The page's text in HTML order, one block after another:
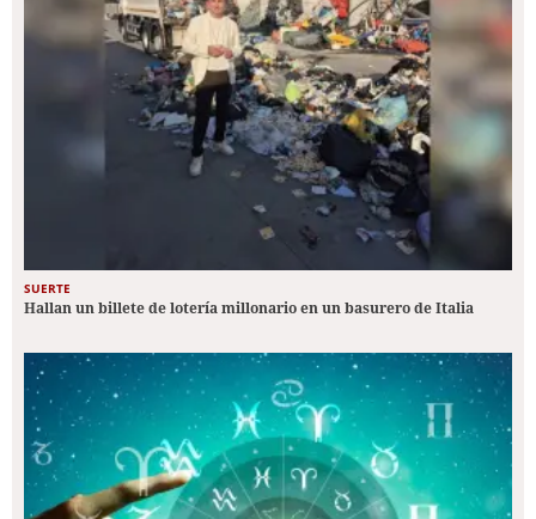
SUERTE
Hallan un billete de lotería millonario en un basurero de Italia